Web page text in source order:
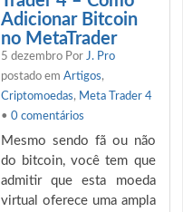
Adicionar Bitcoin
no MetaTrader
5 dezembro Por J. Pro
postado em Artigos,
Criptomoedas, Meta Trader 4
• 0 comentários
Mesmo sendo fã ou não
do bitcoin, você tem que
admitir que esta moeda
virtual oferece uma ampla